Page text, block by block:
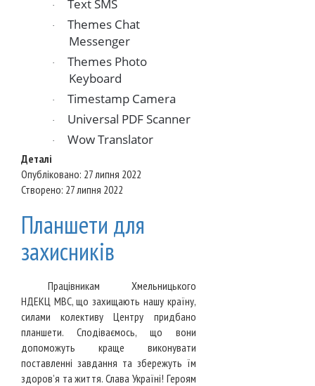
· Text SMS
·
Themes Chat
Messenger
·
Themes Photo
Keyboard
· Timestamp Camera
· Universal PDF Scanner
· Wow Translator
Деталі
Опубліковано: 27 липня 2022
Створено: 27 липня 2022
Планшети для
захисників
Працівникам Хмельницького
НДЕКЦ МВС, що захищають нашу країну,
силами колективу Центру придбано
планшети. Сподіваємось, що вони
допоможуть краще виконувати
поставленні завдання та збережуть їм
здоров’я та життя. Слава Україні! Героям